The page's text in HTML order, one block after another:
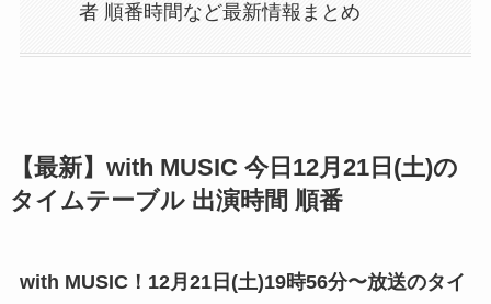
者 順番時間など最新情報まとめ
【最新】with MUSIC 今日 12月21日(土)の
タイムテーブル 出演時間 順番
with MUSIC！ 12月21日(土)19時56分〜放送のタイ